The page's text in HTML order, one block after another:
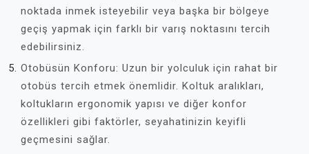
noktada inmek isteyebilir veya başka bir bölgeye
geçiş yapmak için farklı bir varış noktasını tercih
edebilirsiniz.
Otobüsün Konforu: Uzun bir yolculuk için rahat bir
otobüs tercih etmek önemlidir. Koltuk aralıkları,
koltukların ergonomik yapısı ve diğer konfor
özellikleri gibi faktörler, seyahatinizin keyifli
geçmesini sağlar.